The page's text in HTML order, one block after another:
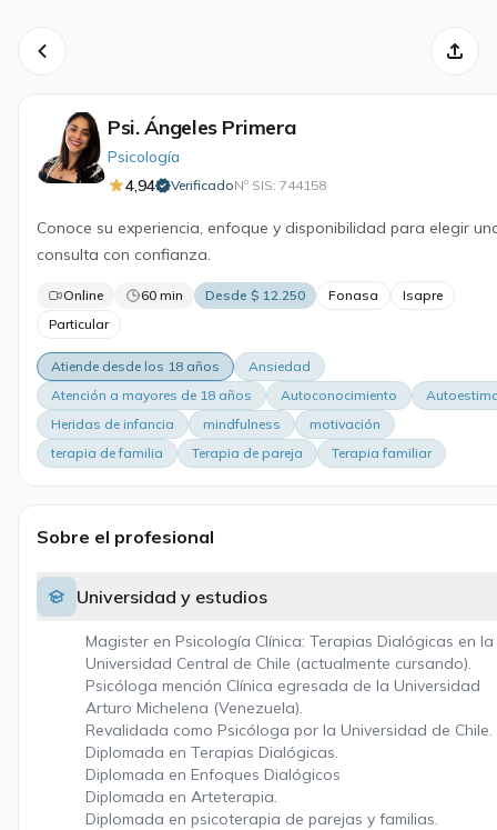
Psi. Ángeles Primera
Psicología
4,94
VerificadoNº SIS: 744158·
Conoce su experiencia, enfoque y disponibilidad para elegir
consulta con confianza.
Online 60 min Desde $ 12.250 Fonasa
Isapre
Particular
Atiende desde los 18 años
Ansiedad
Atención a mayores de 18 años
Autoconocimiento
Heridas de infancia
mindfulness
motivación
terapia de familia
Terapia de pareja Terapia familiar
Sobre el profesional
Universidad y estudios
Magister en Psicología Clínica: Terapias Dialógicas en la
Universidad Central de Chile (actualmente cursando).
Psicóloga mención Clínica egresada de la Universidad
Arturo Michelena (Venezuela).
Revalidada como Psicóloga por la Universidad de Chile.
Diplomada en Terapias Dialógicas.
Diplomada en Enfoques Dialógicos
Diplomada en Arteterapia.
Diplomada en psicoterapia de parejas y familias.